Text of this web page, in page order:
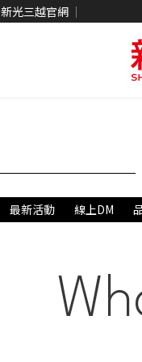
新光三越官網
最新活動 線上DM